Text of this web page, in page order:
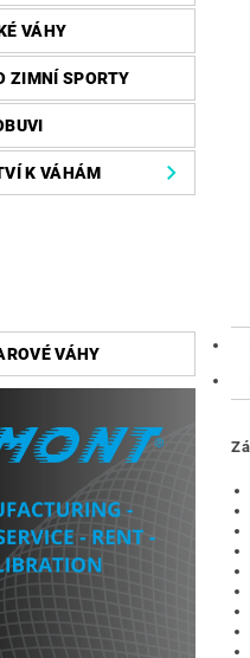
VÁHY
ZIMNÍ SPORTY
K VÁHÁM
VÁHY